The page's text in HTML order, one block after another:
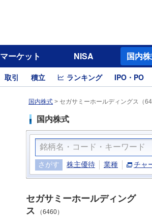
マーケット NISA 国内
取引 積立 ランキング IPO・PO
国内株式 > セガサミーホールディングス（
国内株式
さがす 株主優待 業種 チャ
セガサミーホールディング
ス （6460）